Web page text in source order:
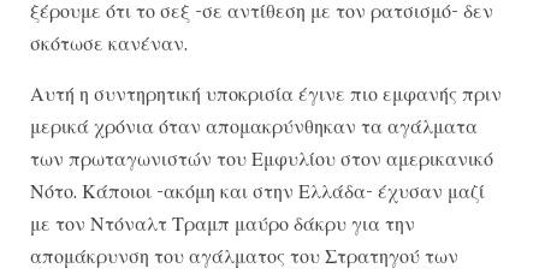
ξέρουμε ότι το σεξ -σε αντίθεση με τον ρατσισμό- δεν
σκότωσε κανέναν.
Αυτή η συντηρητική υποκρισία έγινε πιο εμφανής πριν
μερικά χρόνια όταν απομακρύνθηκαν τα αγάλματα
των πρωταγωνιστών του Εμφυλίου στον αμερικανικό
Νότο. Κάποιοι -ακόμη και στην Ελλάδα- έχυσαν μαζί
με τον Ντόναλτ Τραμπ μαύρο δάκρυ για την
απομάκρυνση του αγάλματος του Στρατηγού των